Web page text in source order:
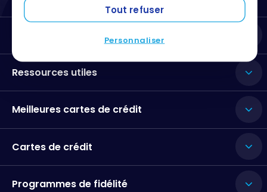
Tout refuser
Personnaliser
Ressources utiles
Meilleures cartes de crédit
Cartes de crédit
Programmes de fidélité